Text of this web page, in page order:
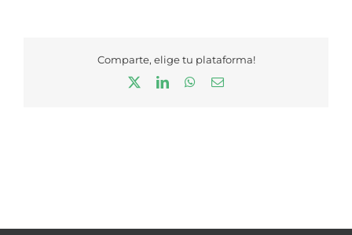
Comparte, elige tu plataforma!
LinkedInWhatsApp
Correo